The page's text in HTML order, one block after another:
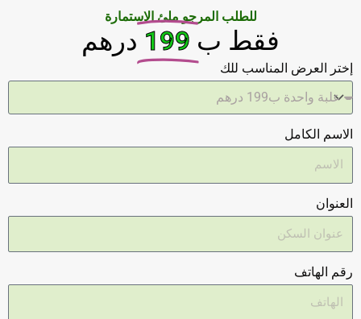
للطلب المرجو ملئ الاستمارة
فقط ب 199 درهم
إختر العرض المناسب للك
الاسم الكامل
العنوان
رقم الهاتف